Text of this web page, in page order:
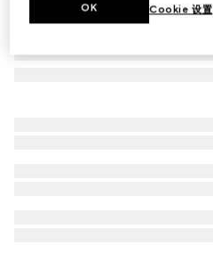
Cookie 设置
OK